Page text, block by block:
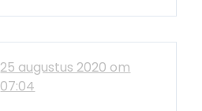
25 augustus 2020 om
07:04